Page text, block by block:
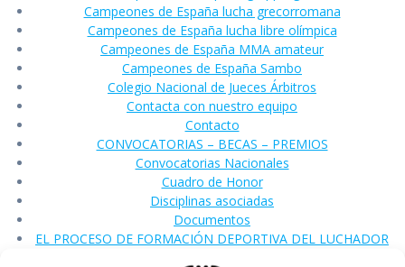
Campeones de España lucha grecorromana
Campeones de España lucha libre olímpica
Campeones de España MMA amateur
Campeones de España Sambo
Colegio Nacional de Jueces Árbitros
Contacta con nuestro equipo
Contacto
CONVOCATORIAS – BECAS – PREMIOS
Convocatorias Nacionales
Cuadro de Honor
Disciplinas asociadas
Documentos
EL PROCESO DE FORMACIÓN DEPORTIVA DEL LUCHADOR